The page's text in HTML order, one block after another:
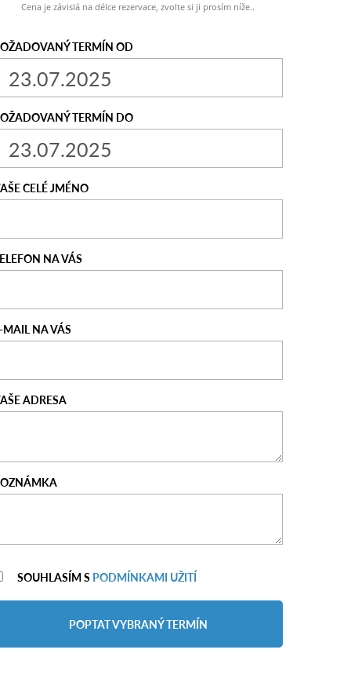
Cena je závislá na délce rezervace, zvolte si ji prosím níže..
TERMÍN OD
TERMÍN DO
CELÉ JMÉNO
NA VÁS
MAIL NA VÁS
ADRESA
SOUHLASÍM S PODMÍNKAMI UŽITÍ
POPTAT VYBRANÝ TERMÍN